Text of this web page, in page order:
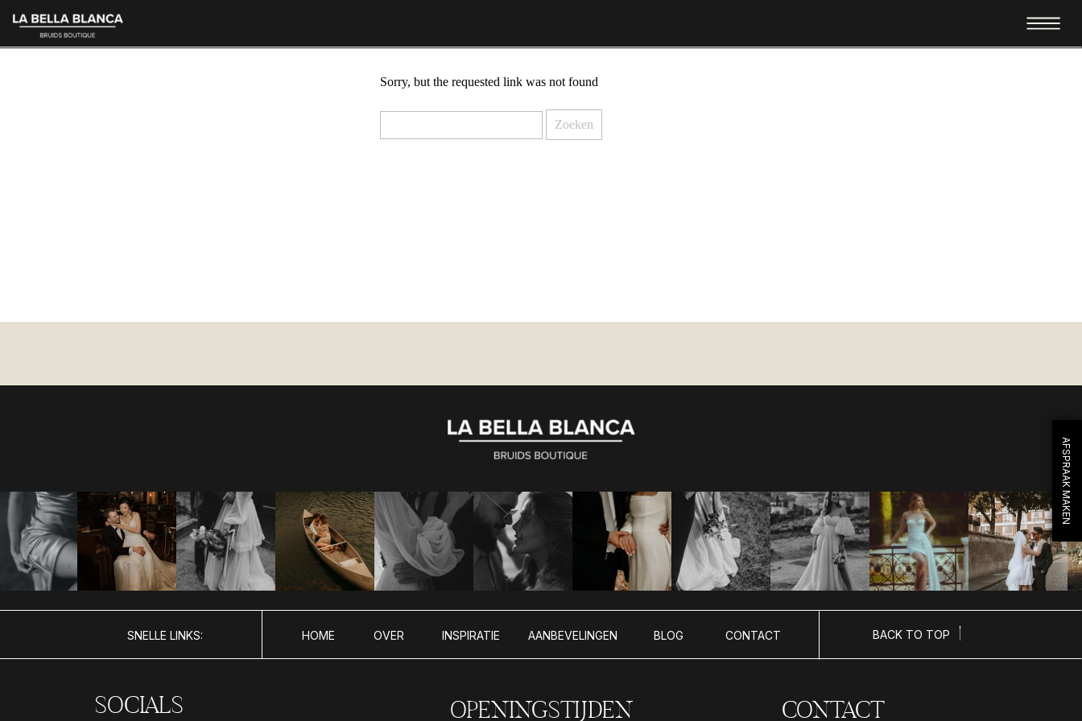
AFSPRAAK MAKEN
Sorry, but the requested link was not found
CONTACT
BLOG
INSPIRATIE
OVER
HOME BACK TO TOP
AANBEVELINGEN
SOCIALS OPENINGSTIJDEN CONTACT
SNELLE LINKS: